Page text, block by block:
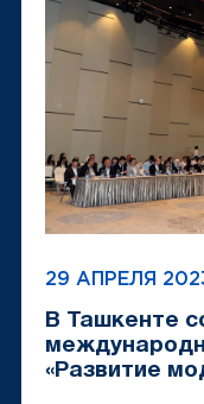
29 АПРЕЛЯ
В Ташкенте
«Развитие